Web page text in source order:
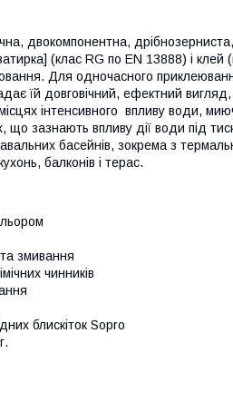
двокомпонентна,
(клас RG по EN 13888) і
Для одночасного
їй довговічний, ефектний
інтенсивного впливу води,
що зазнають впливу дії води під
басейнів, зокрема з
балконів і терас.
змивання
чинників
блискіток Sopro